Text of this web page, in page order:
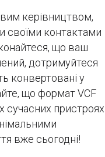
керівництвом,
своїми контактами
що ваш
дотримуйтеся
конвертовані у
що формат VCF
сучасних пристроях
вже сьогодні!